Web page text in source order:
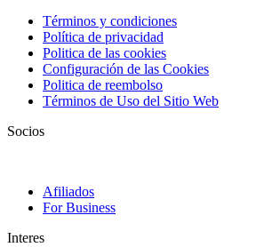
Términos y condiciones
Política de privacidad
Politica de las cookies
Configuración de las Cookies
Politica de reembolso
Términos de Uso del Sitio Web
Socios
Afiliados
For Business
Interes